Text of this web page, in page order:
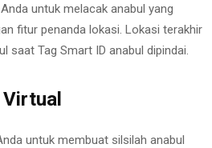
untuk melacak anabul yang
fitur penanda lokasi. Lokasi terakhir
saat Tag Smart ID anabul dipindai.
untuk membuat silsilah anabul